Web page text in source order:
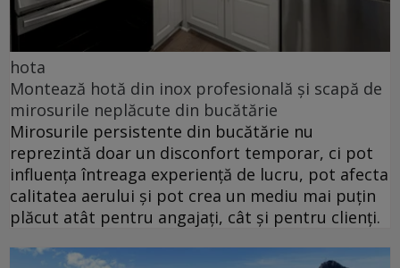
hota
Montează hotă din inox profesională și scapă de
mirosurile neplăcute din bucătărie
Mirosurile persistente din bucătărie nu
reprezintă doar un disconfort temporar, ci pot
influența întreaga experiență de lucru, pot afecta
calitatea aerului și pot crea un mediu mai puțin
plăcut atât pentru angajați, cât și pentru clienți.